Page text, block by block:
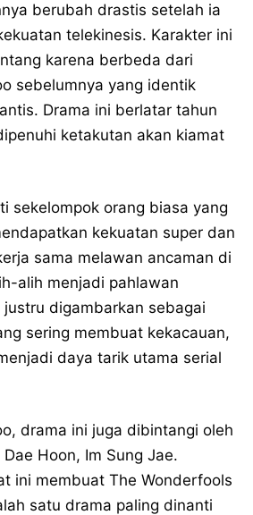
berubah drastis setelah ia
telekinesis. Karakter ini
karena berbeda dari
sebelumnya yang identik
Drama ini berlatar tahun
ketakutan akan kiamat
sekelompok orang biasa yang
kekuatan super dan
sama melawan ancaman di
alih menjadi pahlawan
digambarkan sebagai
sering membuat kekacauan,
daya tarik utama serial
drama ini juga dibintangi oleh
Hoon, Im Sung Jae.
ini membuat The Wonderfools
satu drama paling dinanti